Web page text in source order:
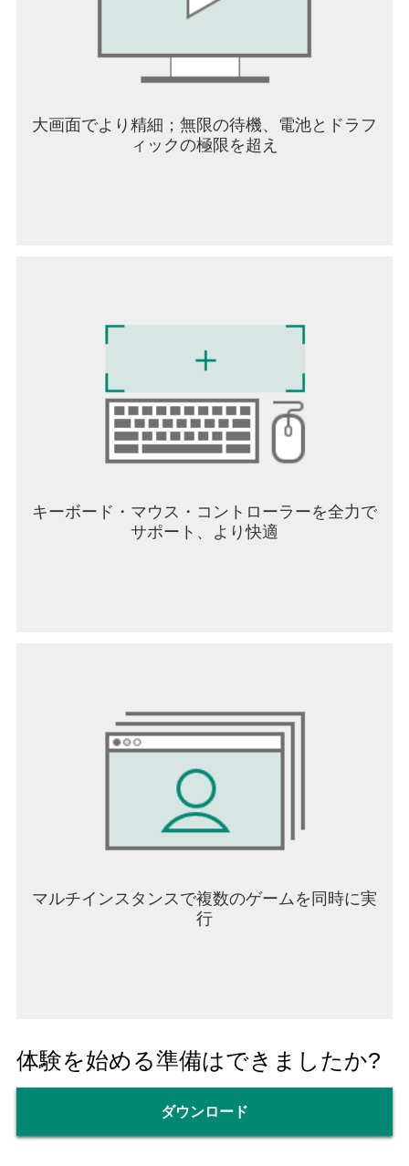
大画面でより精細；無限の待機、電池とドラフ
ィックの極限を超え
キーボード・マウス・コントローラーを全力で
サポート、より快適
マルチインスタンスで複数のゲームを同時に実
行
体験を始める準備はできましたか?
ダウンロード